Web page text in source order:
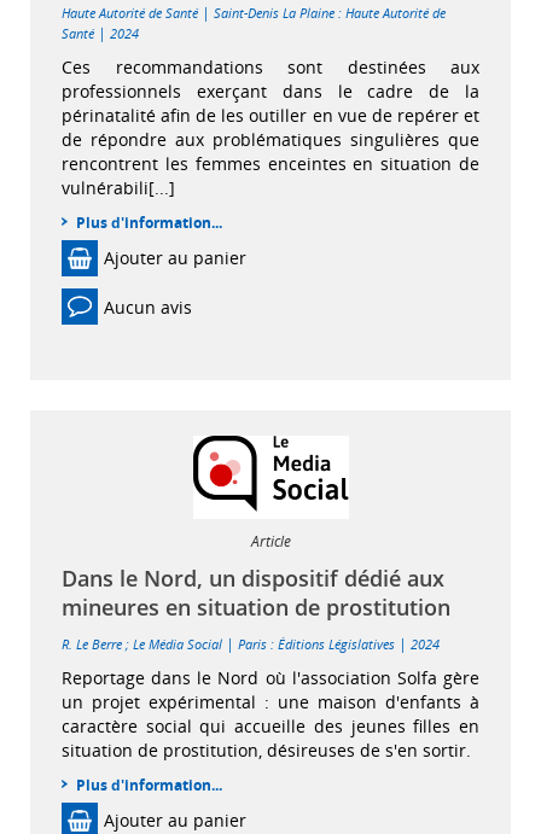
Haute Autorité de Santé | Saint-Denis La Plaine : Haute Autorité de
Santé | 2024
Ces recommandations sont destinées aux
professionnels exerçant dans le cadre de la
périnatalité afin de les outiller en vue de repérer et
de répondre aux problématiques singulières que
rencontrent les femmes enceintes en situation de
vulnérabili[...]
Plus d'information...
Ajouter au panier
Aucun avis
Article
Dans le Nord, un dispositif dédié aux
mineures en situation de prostitution
R. Le Berre ; Le Média Social | Paris : Éditions Législatives | 2024
Reportage dans le Nord où l'association Solfa gère
un projet expérimental : une maison d'enfants à
caractère social qui accueille des jeunes filles en
situation de prostitution, désireuses de s'en sortir.
Plus d'information...
Ajouter au panier